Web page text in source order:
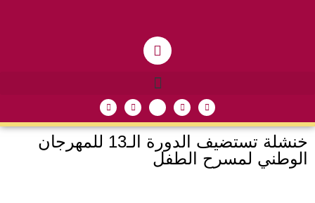
خنشلة تستضيف الدورة الـ13 للمهرجان
الوطني لمسرح الطفل